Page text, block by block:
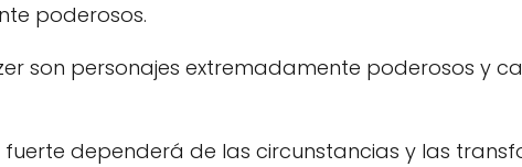
poderosos.
son personajes extremadamente poderosos y
fuerte dependerá de las circunstancias y las